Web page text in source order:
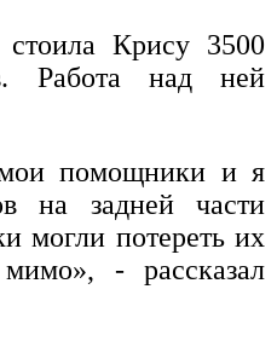
стоила Крису 3500
Работа над ней
помощники и я
на задней части
могли потереть их
- рассказал